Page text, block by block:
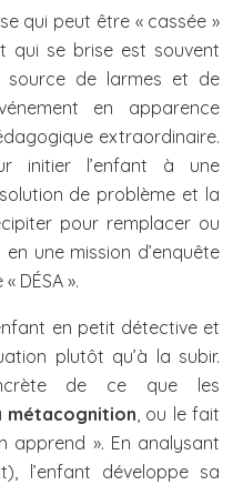
qui peut être « cassée »
qui se brise est souvent
source de larmes et de
en apparence
extraordinaire.
initier l’enfant à une
de problème et la
pour remplacer ou
une mission d’enquête
DÉSA ».
en petit détective et
plutôt qu’à la subir.
de ce que les
métacognition, ou le fait
apprend ». En analysant
l’enfant développe sa